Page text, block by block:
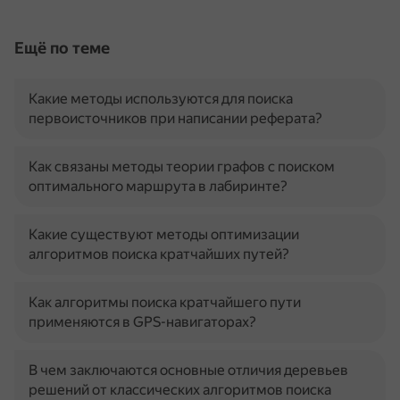
Ещё по теме
Какие методы используются для поиска
первоисточников при написании реферата?
Как связаны методы теории графов с поиском
оптимального маршрута в лабиринте?
Какие существуют методы оптимизации
алгоритмов поиска кратчайших путей?
Как алгоритмы поиска кратчайшего пути
применяются в GPS-навигаторах?
В чем заключаются основные отличия деревьев
решений от классических алгоритмов поиска